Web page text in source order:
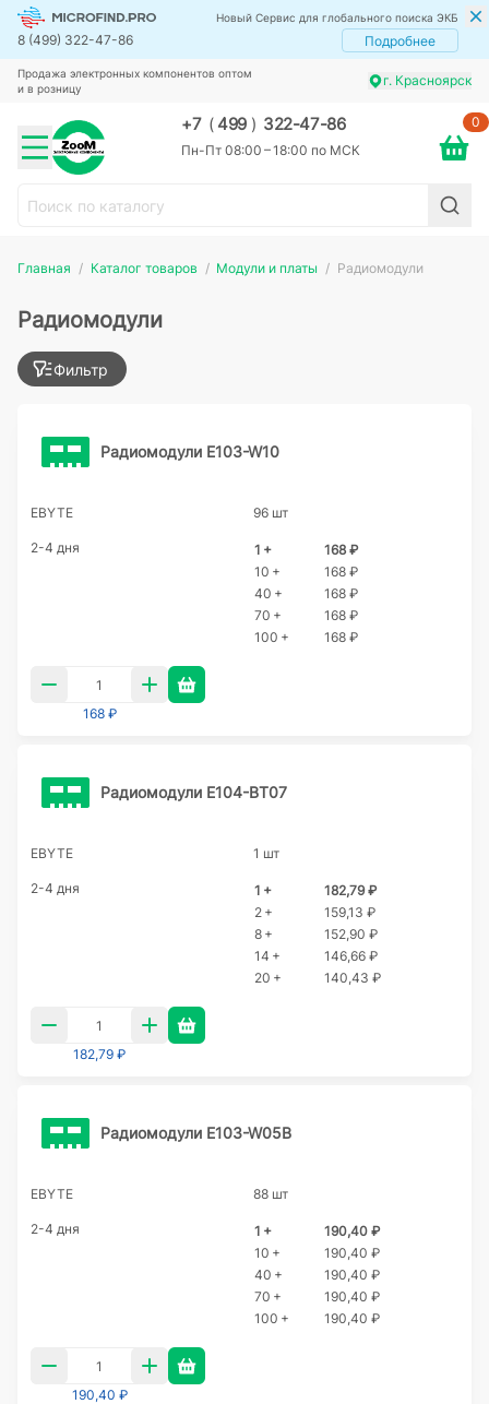
Новый Сервис для глобального поиска ЭКБ
8 (499) 322-47-86 Подробнее
Продажа электронных компонентов оптом
и в розницу
г. Красноярск
+7 (499 ) 322-47-86
Пн-Пт 08:00 – 18:00 по МСК
0
Главная Каталог товаров Модули и платы Радиомодули
Радиомодули
Фильтр
Радиомодули E103-W10
EBYTE 96 шт
2-4 дня 1 +
168 ₽
10 +
168 ₽
40 +
168 ₽
70 +
168 ₽
100 +
168 ₽
168 ₽
Радиомодули E104-BT07
EBYTE 1 шт
2-4 дня 1 +
182,79 ₽
2 +
159,13 ₽
8 +
152,90 ₽
14 +
146,66 ₽
20 +
140,43 ₽
182,79 ₽
Радиомодули E103-W05B
EBYTE 88 шт
2-4 дня 1 +
190,40 ₽
10 +
190,40 ₽
40 +
190,40 ₽
70 +
190,40 ₽
100 +
190,40 ₽
190,40 ₽